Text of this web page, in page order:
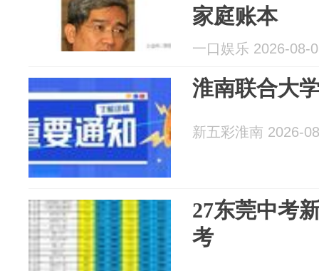
家庭账本
一口娱乐 2026-08-
淮南联合大
新五彩淮南 2026-
27东莞中考
考